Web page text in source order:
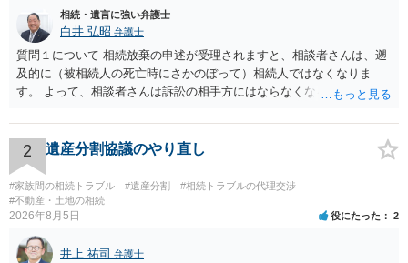
相続・遺言に強い弁護士
白井 弘昭 弁護士
質問１について 相続放棄の申述が受理されますと、相談者さんは、遡
及的に（被相続人の死亡時にさかのぼって）相続人ではなくなりま
す。 よって、相談者さんは訴訟の相手方にはならなくなるので（明け
理証明を家庭裁判所で取得し、コピーを答弁書に添えて裁判所に提出
してください。 質問２について 請求棄却を求める答弁書を提出すれ
ば、第１回期日は出席する必要がありません。その日は差支え（用事
があり出席できない）との記載で十分です。 質問３について 弁護士で
はないので、ｍｉｎｔｓでの提出の必要は無いと思います。郵送（期
限までに届けばよい）で十分です。 詳細は、書面記載の裁判所書記官
にお問い合わせください。 以上、ご参考まで。
2 遺産分割協議のやり直し
#家族間の相続トラブル #遺産分割
#相続トラブルの代理交渉
#不動産・土地の相続
2026年8月5日 役にたった 2
井上 祐司 弁護士